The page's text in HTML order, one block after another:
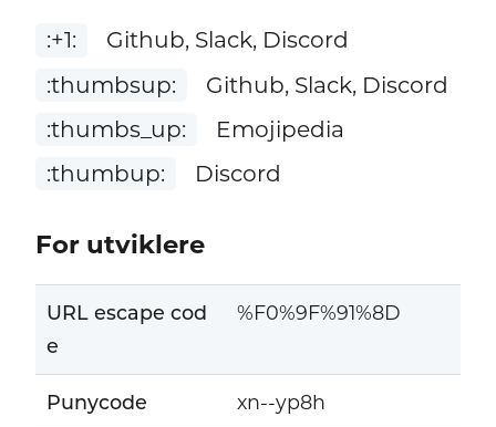
:+1:
Github, Slack, Discord
:thumbsup:
Github, Slack, Discord
:thumbs_up:
Emojipedia
:thumbup:
Discord
For utviklere
URL escape cod
e
%F0%9F%91%8D
Punycode xn--yp8h